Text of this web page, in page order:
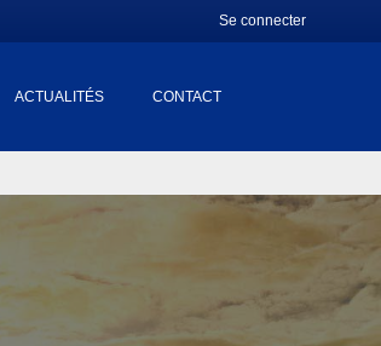
Se connecter
ACTUALITÉS CONTACT